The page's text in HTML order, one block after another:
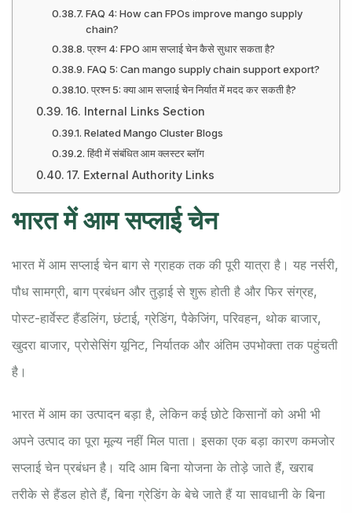
FAQ 4: How can FPOs improve mango supply
chain?
प्रश्न 4: FPO आम सप्लाई चेन कैसे सुधार सकता है?
FAQ 5: Can mango supply chain support export?
प्रश्न 5: क्या आम सप्लाई चेन निर्यात में मदद कर सकती है?
16. Internal Links Section
Related Mango Cluster Blogs
हिंदी में संबंधित आम क्लस्टर ब्लॉग
17. External Authority Links
भारत में आम सप्लाई चेन
भारत में आम सप्लाई चेन बाग से ग्राहक तक की पूरी यात्रा है। यह नर्सरी,
पौध सामग्री, बाग प्रबंधन और तुड़ाई से शुरू होती है और फिर संग्रह,
पोस्ट-हार्वेस्ट हैंडलिंग, छंटाई, ग्रेडिंग, पैकेजिंग, परिवहन, थोक बाजार,
खुदरा बाजार, प्रोसेसिंग यूनिट, निर्यातक और अंतिम उपभोक्ता तक पहुंचती
है।
भारत में आम का उत्पादन बड़ा है, लेकिन कई छोटे किसानों को अभी भी
अपने उत्पाद का पूरा मूल्य नहीं मिल पाता। इसका एक बड़ा कारण कमजोर
सप्लाई चेन प्रबंधन है। यदि आम बिना योजना के तोड़े जाते हैं, खराब
तरीके से हैंडल होते हैं, बिना ग्रेडिंग के बेचे जाते हैं या सावधानी के बिना